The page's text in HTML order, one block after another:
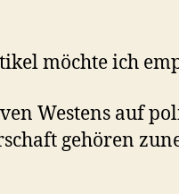
möchte ich
Westens auf
gehören